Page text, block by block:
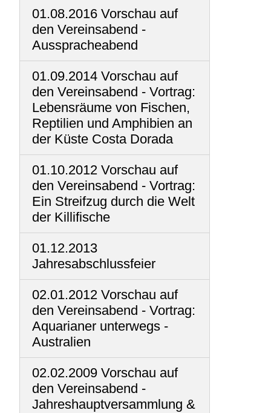
01.08.2016 Vorschau auf
den Vereinsabend -
Ausspracheabend
01.09.2014 Vorschau auf
den Vereinsabend - Vortrag:
Lebensräume von Fischen,
Reptilien und Amphibien an
der Küste Costa Dorada
01.10.2012 Vorschau auf
den Vereinsabend - Vortrag:
Ein Streifzug durch die Welt
der Killifische
01.12.2013
Jahresabschlussfeier
02.01.2012 Vorschau auf
den Vereinsabend - Vortrag:
Aquarianer unterwegs -
Australien
02.02.2009 Vorschau auf
den Vereinsabend -
Jahreshauptversammlung &